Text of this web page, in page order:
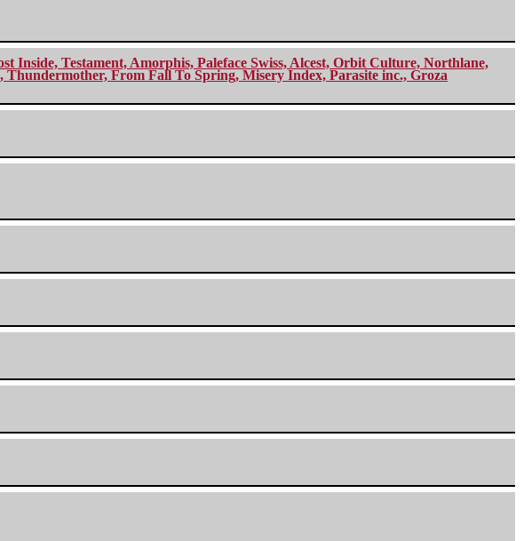
Inside, Testament, Amorphis, Paleface Swiss, Alcest, Orbit Culture, Northlane,
From Fall To Spring, Misery Index, Parasite inc., Groza